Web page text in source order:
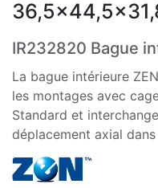
IR232820 Bague
La bague intérieure
les montages avec
Standard et
déplacement axial